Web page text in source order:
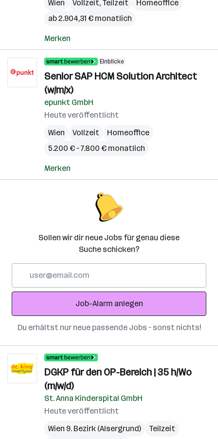
Wien
Vollzeit, Teilzeit
Homeoffice
ab 2.904,31 € monatlich
Merken
Einblicke
Senior SAP HCM Solution Architect
(w/m/x)
epunkt GmbH
Heute veröffentlicht
Wien
Vollzeit
Homeoffice
5.200 € – 7.800 € monatlich
Merken
Sollen wir dir neue Jobs für genau diese
Suche schicken?
Adresse
Job-Alarm anlegen
Du erhältst nur neue passende Jobs – sonst nichts!
DGKP für den OP-Bereich | 35 h/Wo
(m/w/d)
St. Anna Kinderspital GmbH
Heute veröffentlicht
Wien 9. Bezirk (Alsergrund)
Teilzeit